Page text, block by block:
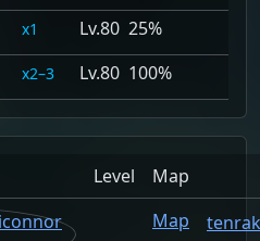
1 80 25%
2–3 80 100%
Level
Map
Map